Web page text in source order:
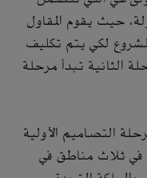
حيث يقوم المقاول
لكي يتم تكليف
الثانية تبدأ مرحلة
التصاميم الأولية
في ثلاث مناطق في